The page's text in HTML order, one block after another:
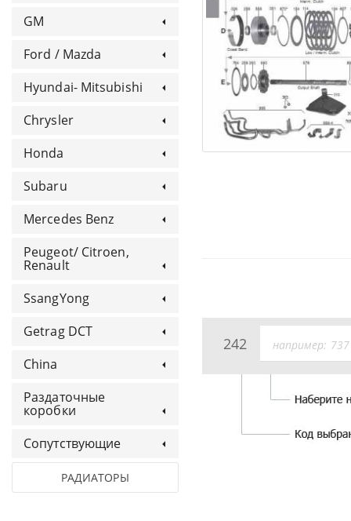
GM
Ford / Mazda
Hyundai- Mitsubishi
Chrysler
Honda
Subaru
Mercedes Benz
Peugeot/ Citroen,
Renault
SsangYong
Getrag DCT
China
Раздаточные
коробки
Сопутствующие
РАДИАТОРЫ
242